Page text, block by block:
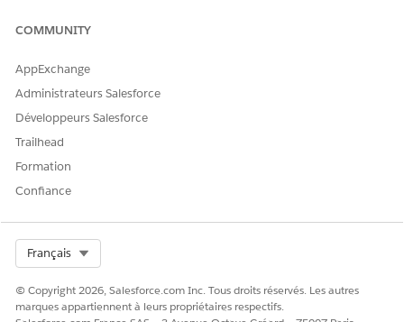
COMMUNITY
AppExchange
Administrateurs Salesforce
Développeurs Salesforce
Trailhead
Formation
Confiance
Français
© Copyright 2026, Salesforce.com Inc. Tous droits réservés. Les autres
marques appartiennent à leurs propriétaires respectifs.